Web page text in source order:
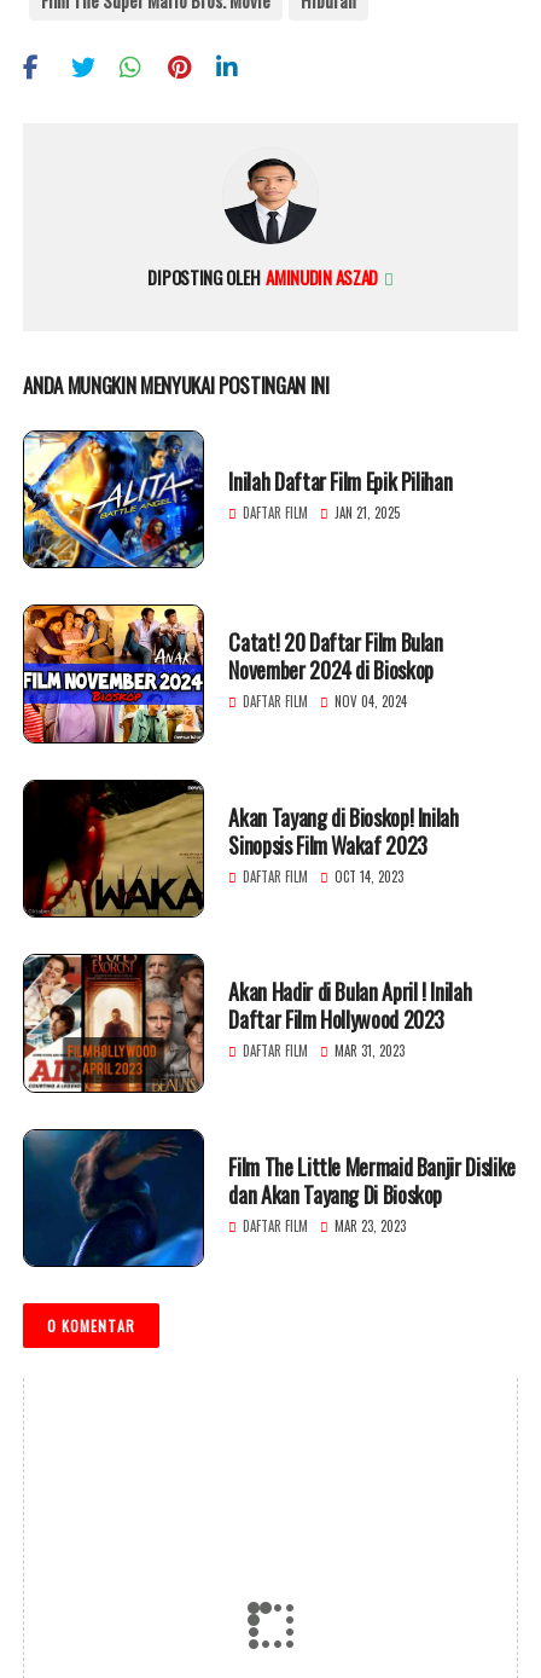
DIPOSTING OLEH AMINUDIN ASZAD
ANDA MUNGKIN MENYUKAI POSTINGAN INI
Inilah Daftar Film Epik Pilihan
DAFTAR FILM JAN 21, 2025
Catat! 20 Daftar Film Bulan
November 2024 di Bioskop
DAFTAR FILM NOV 04, 2024
Akan Tayang di Bioskop! Inilah
Sinopsis Film Wakaf 2023
DAFTAR FILM OCT 14, 2023
Akan Hadir di Bulan April ! Inilah
Daftar Film Hollywood 2023
DAFTAR FILM MAR 31, 2023
Film The Little Mermaid Banjir Dislike
dan Akan Tayang Di Bioskop
DAFTAR FILM MAR 23, 2023
0 KOMENTAR